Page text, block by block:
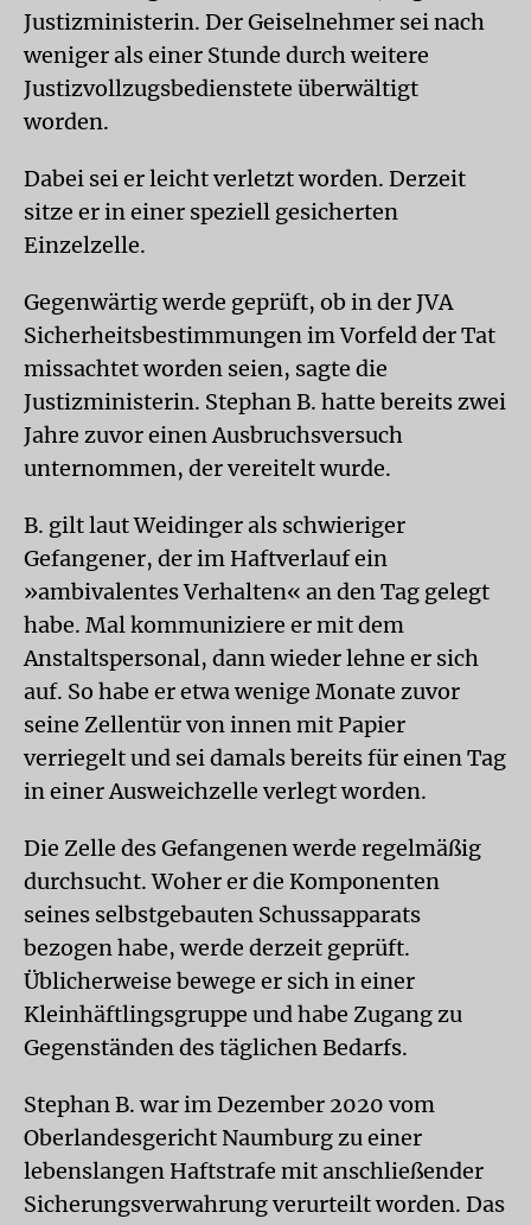
Justizministerin. Der Geiselnehmer sei nach
weniger als einer Stunde durch weitere
Justizvollzugsbedienstete überwältigt
worden.
Dabei sei er leicht verletzt worden. Derzeit
sitze er in einer speziell gesicherten
Einzelzelle.
Gegenwärtig werde geprüft, ob in der JVA
Sicherheitsbestimmungen im Vorfeld der Tat
missachtet worden seien, sagte die
Justizministerin. Stephan B. hatte bereits zwei
Jahre zuvor einen Ausbruchsversuch
unternommen, der vereitelt wurde.
B. gilt laut Weidinger als schwieriger
Gefangener, der im Haftverlauf ein
»ambivalentes Verhalten« an den Tag gelegt
habe. Mal kommuniziere er mit dem
Anstaltspersonal, dann wieder lehne er sich
auf. So habe er etwa wenige Monate zuvor
seine Zellentür von innen mit Papier
verriegelt und sei damals bereits für einen Tag
in einer Ausweichzelle verlegt worden.
Die Zelle des Gefangenen werde regelmäßig
durchsucht. Woher er die Komponenten
seines selbstgebauten Schussapparats
bezogen habe, werde derzeit geprüft.
Üblicherweise bewege er sich in einer
Kleinhäftlingsgruppe und habe Zugang zu
Gegenständen des täglichen Bedarfs.
Stephan B. war im Dezember 2020 vom
Oberlandesgericht Naumburg zu einer
lebenslangen Haftstrafe mit anschließender
Sicherungsverwahrung verurteilt worden. Das